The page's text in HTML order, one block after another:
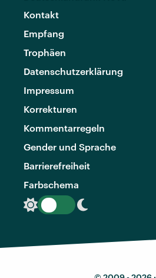
Kontakt
Empfang
Trophäen
Datenschutzerklärung
Impressum
Korrekturen
Kommentarregeln
Gender und Sprache
Barrierefreiheit
Farbschema